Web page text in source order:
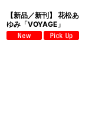
【新品／新刊】 花松あ
ゆみ「VOYAGE」